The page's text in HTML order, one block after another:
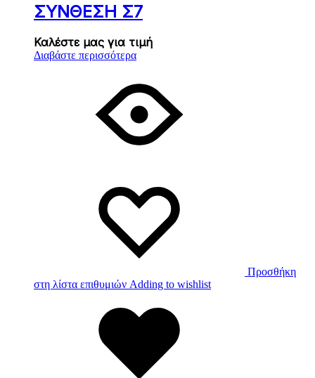
ΣΥΝΘΕΣΗ Σ7
Καλέστε μας για τιμή
Διαβάστε περισσότερα
Προσθήκη
στη λίστα επιθυμιών Adding to wishlist